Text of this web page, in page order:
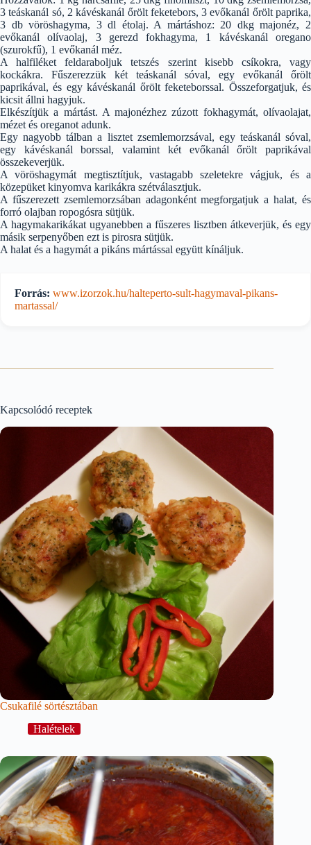
3 teáskanál só, 2 kávéskanál őrölt feketebors, 3 evőkanál őrölt paprika,
3 db vöröshagyma, 3 dl étolaj. A mártáshoz: 20 dkg majonéz, 2
evőkanál olívaolaj, 3 gerezd fokhagyma, 1 kávéskanál oregano
(szurokfű), 1 evőkanál méz.
A halfiléket feldaraboljuk tetszés szerint kisebb csíkokra, vagy
kockákra. Fűszerezzük két teáskanál sóval, egy evőkanál őrölt
paprikával, és egy kávéskanál őrölt feketeborssal. Összeforgatjuk, és
kicsit állni hagyjuk.
Elkészítjük a mártást. A majonézhez zúzott fokhagymát, olívaolajat,
mézet és oreganot adunk.
Egy nagyobb tálban a lisztet zsemlemorzsával, egy teáskanál sóval,
egy kávéskanál borssal, valamint két evőkanál őrölt paprikával
összekeverjük.
A vöröshagymát megtisztítjuk, vastagabb szeletekre vágjuk, és a
közepüket kinyomva karikákra szétválasztjuk.
A fűszerezett zsemlemorzsában adagonként megforgatjuk a halat, és
forró olajban ropogósra sütjük.
A hagymakarikákat ugyanebben a fűszeres lisztben átkeverjük, és egy
másik serpenyőben ezt is pirosra sütjük.
A halat és a hagymát a pikáns mártással együtt kínáljuk.
Forrás: www.izorzok.hu/halteperto-sult-hagymaval-pikans-
martassal/
Kapcsolódó receptek
Csukafilé sörtésztában
Halételek